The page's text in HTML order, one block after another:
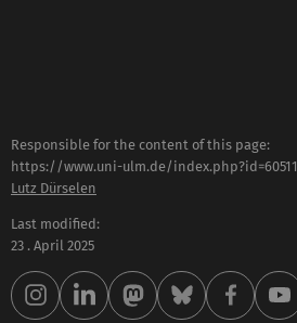
Responsible for the content of this page:
https://www.uni-ulm.de/index.php?id=60511
Lutz Dürselen
Last modified:
23 . April 2025